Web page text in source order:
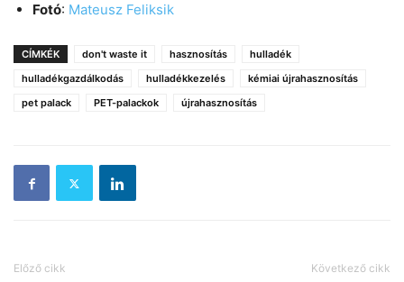
Fotó: Mateusz Feliksik
CÍMKÉK don't waste it hasznosítás
hulladék
hulladékgazdálkodás
hulladékkezelés
kémiai újrahasznosítás
pet palack
PET-palackok újrahasznosítás
Előző cikk Következő cikk